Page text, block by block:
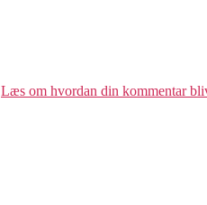
Læs om hvordan din kommentar